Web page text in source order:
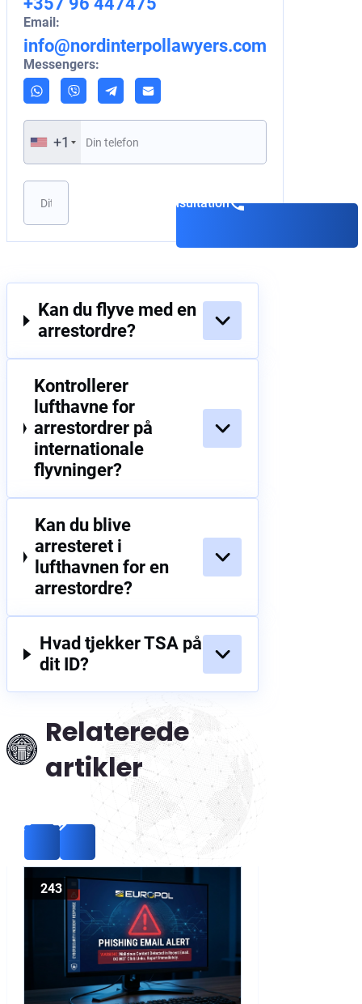
Email:
info@nordinterpollawyers.com
Messengers:
+1
Book en konsultation
Kan du flyve med en
arrestordre?
Kontrollerer
lufthavne for
arrestordrer på
internationale
flyvninger?
Kan du blive
arresteret i
lufthavnen for en
arrestordre?
Hvad tjekker TSA på
dit ID?
Relaterede
artikler
243